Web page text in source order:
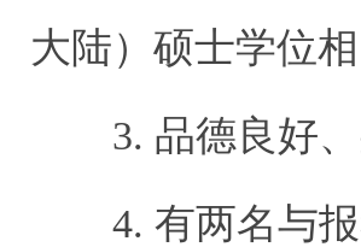
大陆）硕士学位
3. 品德良好
4. 有两名与